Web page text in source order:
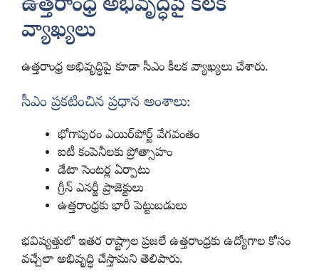
ఉత్తరాంధ్ర అభివృద్ధిపై కీలక
వ్యాఖ్యలు
ఉత్తరాంధ్ర అభివృద్ధిపై కూడా సీఎం కీలక వ్యాఖ్యలు చేశారు.
సీఎం ప్రకటించిన ప్రధాన అంశాలు:
భోగాపురం ఎయిర్‌పోర్ట్ వేగవంతం
ఐటీ కంపెనీలకు ప్రోత్సాహం
డేటా సెంటర్ల ఏర్పాటు
గ్రీన్ ఎనర్జీ ప్రాజెక్టులు
ఉత్తరాంధ్రకు భారీ పెట్టుబడులు
భవిష్యత్తులో ఇతర రాష్ట్రాల ప్రజలే ఉత్తరాంధ్రకు ఉద్యోగాల కోసం
వచ్చేలా అభివృద్ధి చేస్తామని తెలిపారు.